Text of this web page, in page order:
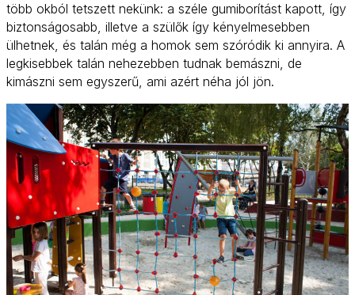
több okból tetszett nekünk: a széle gumiborítást kapott, így
biztonságosabb, illetve a szülők így kényelmesebben
ülhetnek, és talán még a homok sem szóródik ki annyira. A
legkisebbek talán nehezebben tudnak bemászni, de
kimászni sem egyszerű, ami azért néha jól jön.